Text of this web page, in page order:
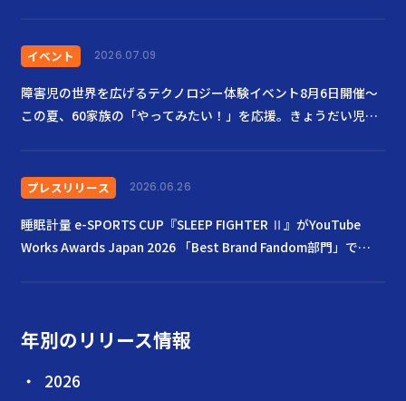
イベント 2026.07.09
障害児の世界を広げるテクノロジー体験イベント8月6日開催〜
この夏、60家族の「やってみたい！」を応援。きょうだい児も
プレスリリース 2026.06.26
睡眠計量 e-SPORTS CUP『SLEEP FIGHTER Ⅱ』がYouTube
Works Awards Japan 2026 「Best Brand Fandom部門」で
年別のリリース情報
2026